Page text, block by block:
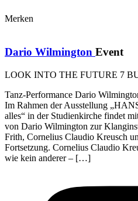
Merken
Dario Wilmington Event
LOOK INTO THE FUTURE 7
Tanz-Performance Dario
Im Rahmen der Ausstellung
alles“ in der Studienkirche findet
von Dario Wilmington zur
Frith, Cornelius Claudio Kreusch
Fortsetzung. Cornelius Claudio
wie kein anderer – […]